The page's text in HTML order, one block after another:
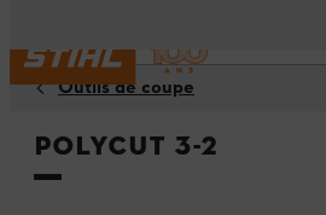
Outils de coupe
PolyCut 3-2